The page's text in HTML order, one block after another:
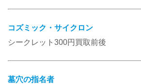
コズミック・サイクロン
シークレット300円買取前後
墓穴の指名者